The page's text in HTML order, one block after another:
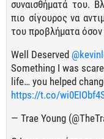
συναισθήματά του.
πιο σίγουρος να
του προβλήματα όσον
Well Deserved
Something I was
life… you helped
https://t.co/
— Trae Young